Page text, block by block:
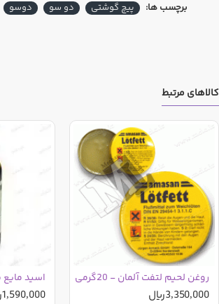
برچسب ها: پیچ گوشتی دو سو دوسو
کالاهای مرتبط
روغن لحیم لتفت آلمان - 20گرمی
3,350,000ریال 1,590,000ریال